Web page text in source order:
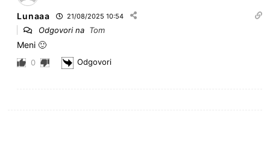
Lunaaa 21/08/2025 10:54
Odgovori na Tom
Meni 🙂
0 Odgovori